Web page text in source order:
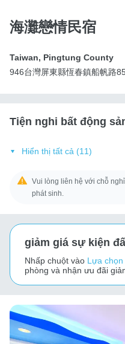
海灘戀情民宿
Taiwan, Pingtung County
946台灣屏東縣恆春鎮船帆路
Tiện nghi bất động
Hiển thị tất cả (11)
Vui lòng liên hệ với chỗ
phát sinh.
giảm giá sự kiện
Nhấp chuột vào Lựa chọn
phòng và nhận ưu đãi